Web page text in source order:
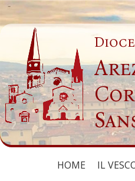
Skip
to
content
HOME IL